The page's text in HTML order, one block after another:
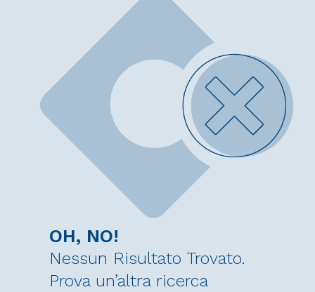
OH, NO!
Nessun Risultato Trovato.
Prova un’altra ricerca